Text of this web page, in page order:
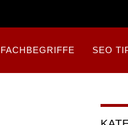
FACHBEGRIFFE SEO